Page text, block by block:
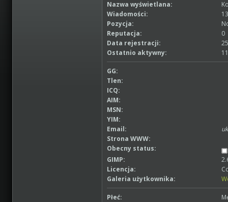
Nazwa wyświetlana:
Wiadomości:
Pozycja:
Reputacja:
0
Data rejestracji:
Ostatnio aktywny:
GG:
Tlen:
ICQ:
AIM:
MSN:
YIM:
Email:
Strona WWW:
Obecny status:
GIMP:
Licencja:
Galeria użytkownika:
Płeć: